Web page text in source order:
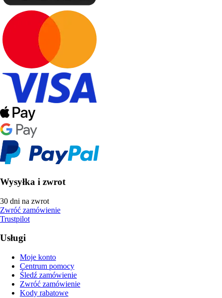
Wysyłka i zwrot
30 dni na zwrot
Zwróć zamówienie
Trustpilot
Usługi
Moje konto
Centrum pomocy
Śledź zamówienie
Zwróć zamówienie
Kody rabatowe